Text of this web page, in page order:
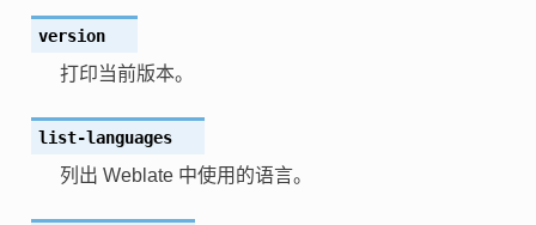
version
打印当前版本。
list-languages
列出 Weblate 中使用的语言。